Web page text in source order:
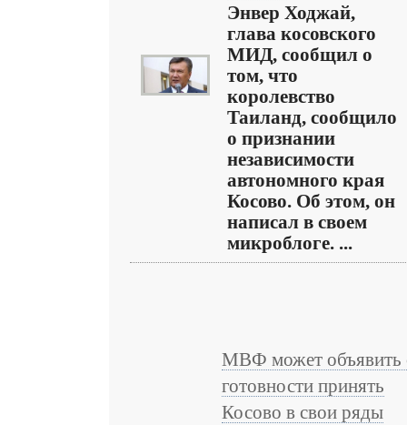
Энвер Ходжай,
глава косовского
МИД, сообщил о
том, что
королевство
Таиланд, сообщило
о признании
независимости
автономного края
Косово. Об этом, он
написал в своем
микроблоге. ...
МВФ может объявить
готовности принять
Косово в свои ряды